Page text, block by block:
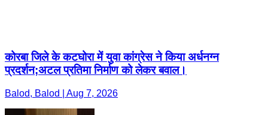
कोरबा जिले के कटघोरा में युवा कांग्रेस ने किया अर्धनग्न
प्रदर्शन;अटल प्रतिमा निर्माण को लेकर बवाल।
Balod, Balod | Aug 7, 2026